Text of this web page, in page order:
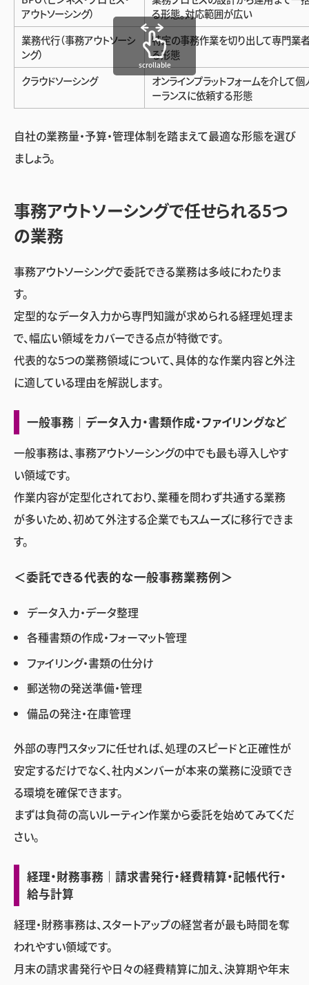
アウトソーシング）
る形態。対応範囲が広い
業務代行（事務アウトソーシ
ング）
特定の事務作業を切り出して専門業
る形態
クラウドソーシング
オンラインプラットフォームを介して個
ーランスに依頼する形態
scrollable
自社の業務量・予算・管理体制を踏まえて最適な形態を選び
ましょう。
事務アウトソーシングで任せられる5つ
の業務
事務アウトソーシングで委託できる業務は多岐にわたりま
す。
定型的なデータ入力から専門知識が求められる経理処理ま
で、幅広い領域をカバーできる点が特徴です。
代表的な5つの業務領域について、具体的な作業内容と外注
に適している理由を解説します。
一般事務｜データ入力・書類作成・ファイリングなど
一般事務は、事務アウトソーシングの中でも最も導入しやす
い領域です。
作業内容が定型化されており、業種を問わず共通する業務
が多いため、初めて外注する企業でもスムーズに移行できま
す。
＜委託できる代表的な一般事務業務例＞
データ入力・データ整理
各種書類の作成・フォーマット管理
ファイリング・書類の仕分け
郵送物の発送準備・管理
備品の発注・在庫管理
外部の専門スタッフに任せれば、処理のスピードと正確性が
安定するだけでなく、社内メンバーが本来の業務に没頭でき
る環境を確保できます。
まずは負荷の高いルーティン作業から委託を始めてみてくだ
さい。
経理・財務事務｜請求書発行・経費精算・記帳代行・
給与計算
経理・財務事務は、スタートアップの経営者が最も時間を奪
われやすい領域です。
月末の請求書発行や日々の経費精算に加え、決算期や年末